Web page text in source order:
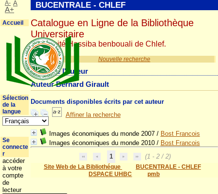
Nouvelle recherche
Détail de l'auteur
Auteur Bernard Girault
Documents disponibles écrits par cet auteur
Affiner la recherche
Images économiques du monde 2007/ Bost Francois
Images économiques du monde 2010/ Bost Francois
1
(1 - 2 / 2)
Site Web de La Bibliothéque
BUCENTRALE - CHLEF
DSPACE UHBC
pmb
BUCENTRALE - CHLEF
Catalogue en Ligne de la Bibliothèque
Universitaire
Université Hassiba benbouali de Chlef.
A- A
A+
Accueil
Sélection
de la
langue
Se
connecte
r
accéder
à votre
compte
de
lecteur